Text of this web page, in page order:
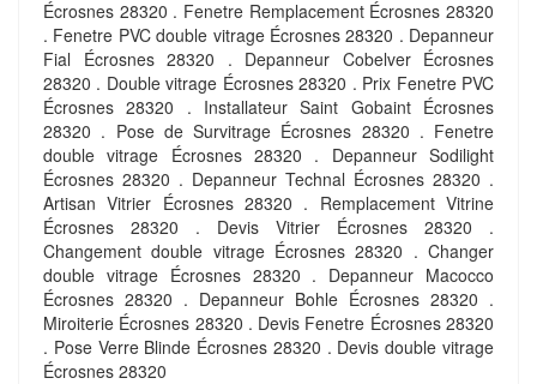
Écrosnes 28320 . Fenetre Remplacement Écrosnes 28320
. Fenetre PVC double vitrage Écrosnes 28320 . Depanneur
Fial Écrosnes 28320 . Depanneur Cobelver Écrosnes
28320 . Double vitrage Écrosnes 28320 . Prix Fenetre PVC
Écrosnes 28320 . Installateur Saint Gobaint Écrosnes
28320 . Pose de Survitrage Écrosnes 28320 . Fenetre
double vitrage Écrosnes 28320 . Depanneur Sodilight
Écrosnes 28320 . Depanneur Technal Écrosnes 28320 .
Artisan Vitrier Écrosnes 28320 . Remplacement Vitrine
Écrosnes 28320 . Devis Vitrier Écrosnes 28320 .
Changement double vitrage Écrosnes 28320 . Changer
double vitrage Écrosnes 28320 . Depanneur Macocco
Écrosnes 28320 . Depanneur Bohle Écrosnes 28320 .
Miroiterie Écrosnes 28320 . Devis Fenetre Écrosnes 28320
. Pose Verre Blinde Écrosnes 28320 . Devis double vitrage
Écrosnes 28320